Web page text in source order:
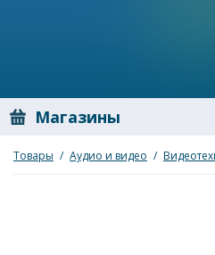
Магазины
Товары / Аудио и видео /